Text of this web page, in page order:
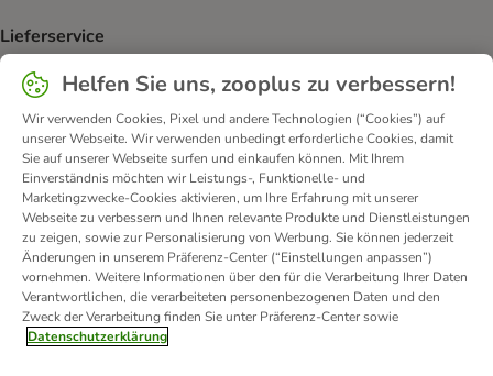
Lieferservice
DHL Shipping Method
DPD Shipping Method
Sicherheit
Security Security Security
Kontakt Versandkosten und Lieferzeit
Helfen Sie uns, zooplus zu verbessern!
Wir verwenden Cookies, Pixel und andere Technologien (“Cookies”) auf
unserer Webseite. Wir verwenden unbedingt erforderliche Cookies, damit
Sie auf unserer Webseite surfen und einkaufen können. Mit Ihrem
Einverständnis möchten wir Leistungs-, Funktionelle- und
Marketingzwecke-Cookies aktivieren, um Ihre Erfahrung mit unserer
Webseite zu verbessern und Ihnen relevante Produkte und Dienstleistungen
zu zeigen, sowie zur Personalisierung von Werbung. Sie können jederzeit
Änderungen in unserem Präferenz-Center (“Einstellungen anpassen”)
vornehmen. Weitere Informationen über den für die Verarbeitung Ihrer Daten
Verantwortlichen, die verarbeiteten personenbezogenen Daten und den
Zweck der Verarbeitung finden Sie unter Präferenz-Center sowie
Datenschutzerklärung